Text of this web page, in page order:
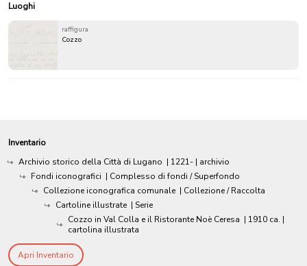
Luoghi
raffigura
Cozzo
Inventario
Archivio storico della Città di Lugano | 1221- | archivio
Fondi iconografici | Complesso di fondi / Superfondo
Collezione iconografica comunale | Collezione / Raccolta
Cartoline illustrate | Serie
Cozzo in Val Colla e il Ristorante Noè Ceresa | 1910 ca. |
cartolina illustrata
Apri Inventario